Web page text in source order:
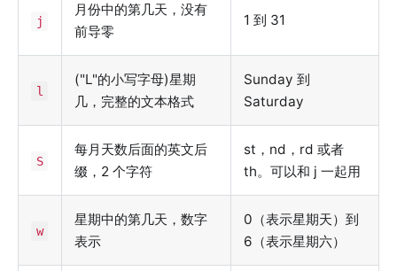
j
月份中的第几天，没有
前导零
1 到 31
l
("L"的小写字母)星期
几，完整的文本格式
Sunday 到
Saturday
S
每月天数后面的英文后
缀，2 个字符
st，nd，rd 或者
th。可以和 j 一起用
w
星期中的第几天，数字
表示
0（表示星期天）到
6（表示星期六）